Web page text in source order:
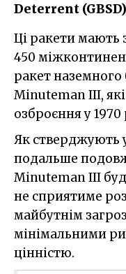
Deterrent (GBSD)
Ці ракети мають з 2029 року замінити всі
450
ракет наземного
Minuteman III,
озброєння у 1970
Як стверджують
подальше
Minuteman III
не сприятиме
майбутнім
мінімальними
цінністю.